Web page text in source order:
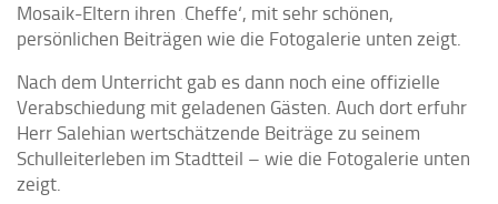
Mosaik-Eltern ihren ‚Cheffe‘, mit sehr schönen,
persönlichen Beiträgen wie die Fotogalerie unten zeigt.
Nach dem Unterricht gab es dann noch eine offizielle
Verabschiedung mit geladenen Gästen. Auch dort erfuhr
Herr Salehian wertschätzende Beiträge zu seinem
Schulleiterleben im Stadtteil – wie die Fotogalerie unten
zeigt.